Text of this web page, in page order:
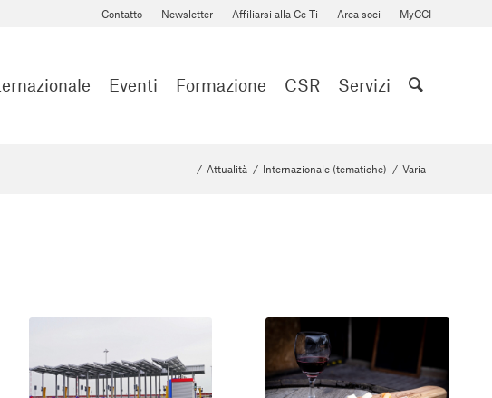
Contatto Newsletter Affiliarsi alla Cc-Ti Area soci MyCCI
Eventi Formazione CSR Servizi
/ Attualità / Internazionale (tematiche) / Varia